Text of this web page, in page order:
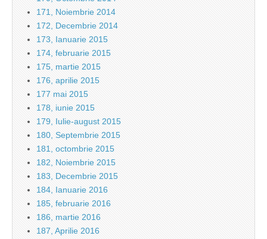
171, Noiembrie 2014
172, Decembrie 2014
173, Ianuarie 2015
174, februarie 2015
175, martie 2015
176, aprilie 2015
177 mai 2015
178, iunie 2015
179, Iulie-august 2015
180, Septembrie 2015
181, octombrie 2015
182, Noiembrie 2015
183, Decembrie 2015
184, Ianuarie 2016
185, februarie 2016
186, martie 2016
187, Aprilie 2016